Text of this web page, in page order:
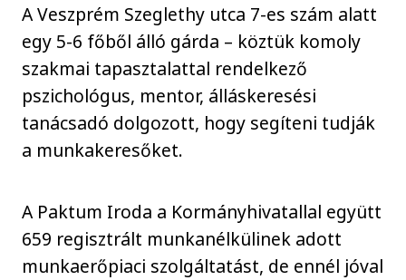
A Veszprém Szeglethy utca 7-es szám alatt
egy 5-6 főből álló gárda – köztük komoly
szakmai tapasztalattal rendelkező
pszichológus, mentor, álláskeresési
tanácsadó dolgozott, hogy segíteni tudják
a munkakeresőket.
A Paktum Iroda a Kormányhivatallal együtt
659 regisztrált munkanélkülinek adott
munkaerőpiaci szolgáltatást, de ennél jóval